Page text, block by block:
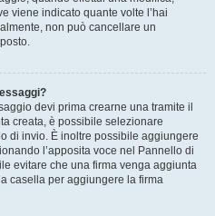
viene indicato quante volte l’hai
non può cancellare un
devi prima crearne una tramite il
creata, è possibile selezionare
di invio. È inoltre possibile aggiungere
l’apposita voce nel Pannello di
evitare che una firma venga aggiunta
casella per aggiungere la firma